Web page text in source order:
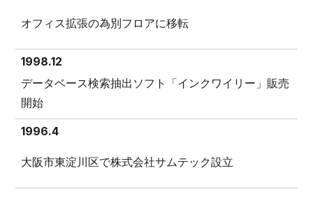
オフィス拡張の為別フロアに移転
1998.12
データベース検索抽出ソフト「インクワイリー」販売
開始
1996.4
大阪市東淀川区で株式会社サムテック設立